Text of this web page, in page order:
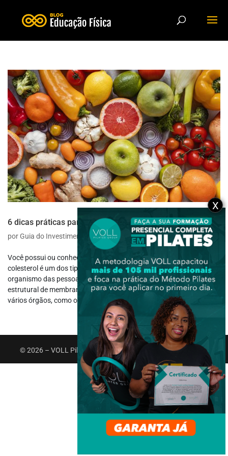
6 dicas práticas para reduzir o colesterol ruim
porGuia do Investimento | jun 27, 2022 |Saúde e Bem-estar
Você possui ou conhece alguém com o colesterol ruim alto? O
colesterol é um dos tipos de gordura que são encontradas no
organismo das pessoas e funciona como um componente
estrutural de membranas celulares e pode ser encontrado em
vários órgãos, como o coração e o...
© 2026 – VOLL Pilates Group. Todos os direitos reservados.
X